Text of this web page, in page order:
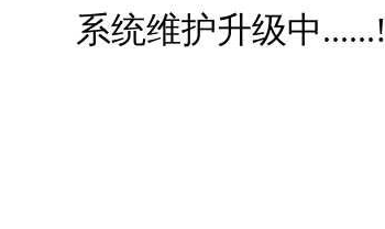
系统维护升级中......!